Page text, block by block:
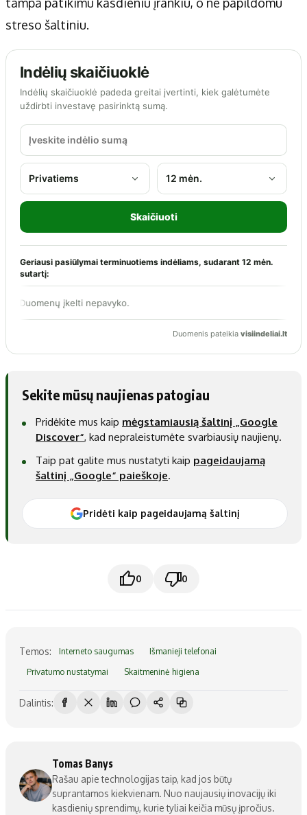
streso šaltiniu.
Sekite mūsų naujienas patogiau
Pridėkite mus kaip mėgstamiausią šaltinį „Google
Discover“, kad nepraleistumėte svarbiausių naujienų.
Taip pat galite mus nustatyti kaip pageidaujamą
šaltinį „Google“ paieškoje.
Pridėti kaip pageidaujamą šaltinį
0 0
Temos: Interneto saugumas Išmanieji telefonai
Privatumo nustatymai Skaitmeninė higiena
Dalintis:
Tomas Banys
Rašau apie technologijas taip, kad jos būtų
suprantamos kiekvienam. Nuo naujausių inovacijų iki
kasdienių sprendimų, kurie tyliai keičia mūsų įpročius.